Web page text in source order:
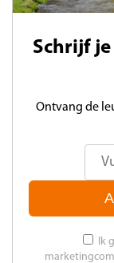
Schrijf je
Ontvang de
Ik